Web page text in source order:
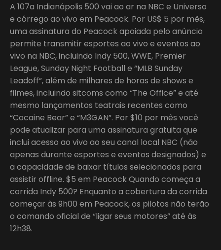
A 107a Indianápolis 500 vai ao ar na NBC e Universo
e córrego ao vivo em Peacock. Por US$ 5 por mês,
uma assinatura do Peacock apoiada pelo anúncio
permite transmitir esportes ao vivo e eventos ao
vivo na NBC, incluindo Indy 500, WWE, Premier
League, Sunday Night Football e “MLB Sunday
Leadoff”, além de milhares de horas de shows e
filmes, incluindo sitcoms como “The Office” e até
mesmo lançamentos teatrais recentes como
“Cocaine Bear” e “M3GAN”. Por $10 por mês você
pode atualizar para uma assinatura gratuita que
inclui acesso ao vivo ao seu canal local NBC (não
apenas durante esportes e eventos designados) e
a capacidade de baixar títulos selecionados para
assistir offline. $5 em Peacock Quando começa a
corrida Indy 500? Enquanto a cobertura da corrida
começar às 9h00 em Peacock, os pilotos não terão
o comando oficial de “ligar seus motores” até às
12h38.